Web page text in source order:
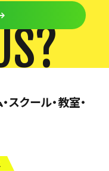
スクール・教室・